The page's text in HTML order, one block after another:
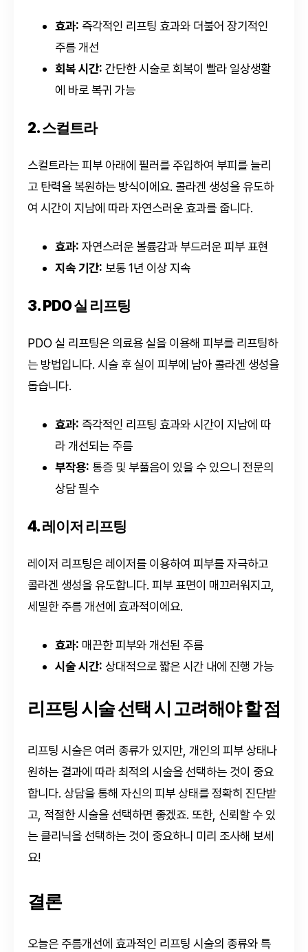
효과: 즉각적인 리프팅 효과와 더불어 장기적인
주름 개선
회복 시간: 간단한 시술로 회복이 빨라 일상생활
에 바로 복귀 가능
2. 스컬트라
스컬트라는 피부 아래에 필러를 주입하여 부피를 늘리
고 탄력을 복원하는 방식이에요. 콜라겐 생성을 유도하
여 시간이 지남에 따라 자연스러운 효과를 줍니다.
효과: 자연스러운 볼륨감과 부드러운 피부 표현
지속 기간: 보통 1년 이상 지속
3. PDO 실 리프팅
PDO 실 리프팅은 의료용 실을 이용해 피부를 리프팅하
는 방법입니다. 시술 후 실이 피부에 남아 콜라겐 생성을
돕습니다.
효과: 즉각적인 리프팅 효과와 시간이 지남에 따
라 개선되는 주름
부작용: 통증 및 부풀음이 있을 수 있으니 전문의
상담 필수
4. 레이저 리프팅
레이저 리프팅은 레이저를 이용하여 피부를 자극하고
콜라겐 생성을 유도합니다. 피부 표면이 매끄러워지고,
세밀한 주름 개선에 효과적이에요.
효과: 매끈한 피부와 개선된 주름
시술 시간: 상대적으로 짧은 시간 내에 진행 가능
리프팅 시술 선택 시 고려해야 할 점
리프팅 시술은 여러 종류가 있지만, 개인의 피부 상태나
원하는 결과에 따라 최적의 시술을 선택하는 것이 중요
합니다. 상담을 통해 자신의 피부 상태를 정확히 진단받
고, 적절한 시술을 선택하면 좋겠죠. 또한, 신뢰할 수 있
는 클리닉을 선택하는 것이 중요하니 미리 조사해 보세
요!
결론
오늘은 주름개선에 효과적인 리프팅 시술의 종류와 특